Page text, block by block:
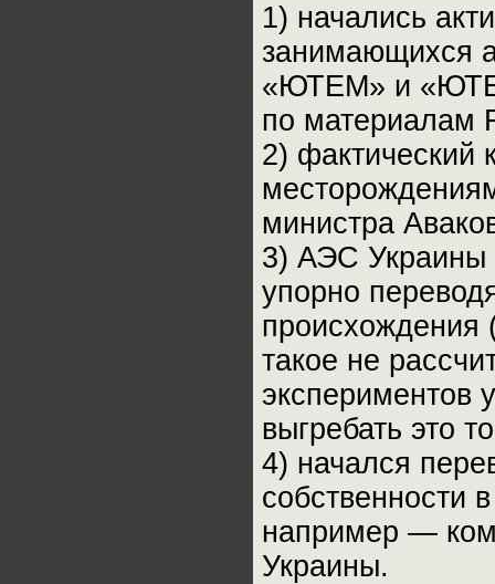
1) начались
занимающихся
«ЮТЕМ» и
по материалам
2) фактический
министра
3) АЭС Украины
упорно
происхождения
такое не
экспериментов
выгребать это
4) начался
например —
Украины.